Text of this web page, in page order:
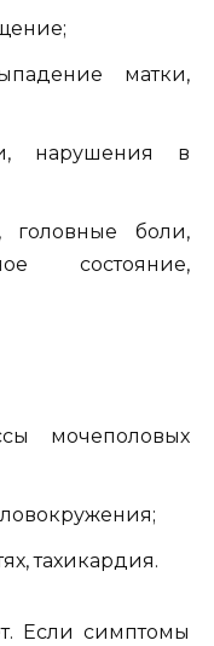
матки,
нарушения в
головные боли,
состояние,
мочеполовых
тахикардия.
Если симптомы